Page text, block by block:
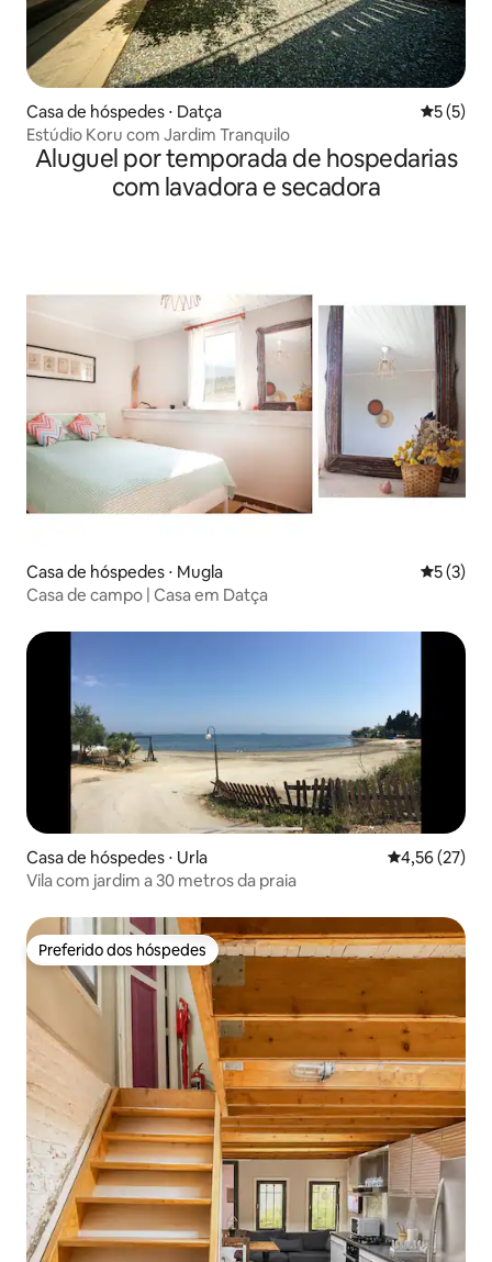
Casa de hóspedes ⋅ Datça 5 de
5 (5)
Estúdio Koru com Jardim Tranquilo
Aluguel por temporada de hospedarias
com lavadora e secadora
Casa de hóspedes ⋅ Mugla 5 de
5 (3)
Casa de campo | Casa em Datça
Casa de hóspedes ⋅ Urla 4,56 de uma
4,56 (27)
Vila com jardim a 30 metros da praia
Preferido dos hóspedes
Preferido dos hóspedes